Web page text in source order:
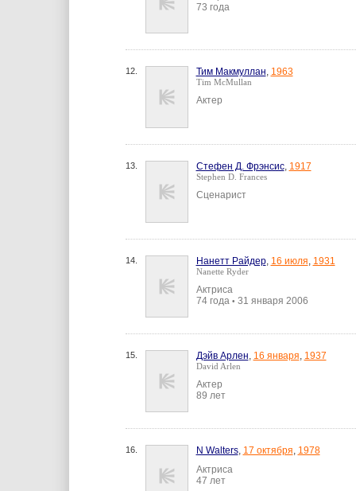
73 года
12. Тим Макмуллан, 1963
Tim McMullan
Актер
13. Стефен Д. Фрэнсис, 1917
Stephen D. Frances
Сценарист
14. Нанетт Райдер, 16 июля, 1931
Nanette Ryder
Актриса
74 года • 31 января 2006
15. Дэйв Арлен, 16 января, 1937
David Arlen
Актер
89 лет
16. N Walters, 17 октября, 1978
Актриса
47 лет